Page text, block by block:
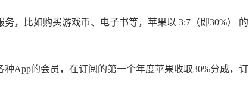
，比如购买游戏币、电子书等，苹果以 3:7（即30%） 的
种App的会员，在订阅的第一个年度苹果收取30%分成，订